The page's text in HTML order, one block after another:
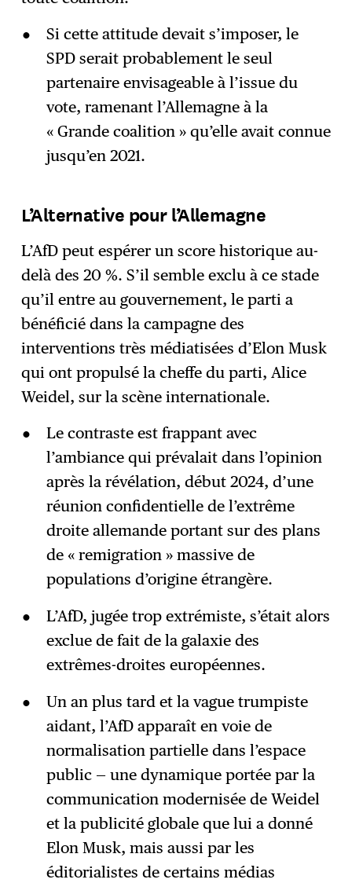
Si cette attitude devait s’imposer, le
SPD serait probablement le seul
partenaire envisageable à l’issue du
vote, ramenant l’Allemagne à la
« Grande coalition » qu’elle avait connue
jusqu’en 2021.
L’Alternative pour l’Allemagne
L’AfD peut espérer un score historique au-
delà des 20 %. S’il semble exclu à ce stade
qu’il entre au gouvernement, le parti a
bénéficié dans la campagne des
interventions très médiatisées d’Elon Musk
qui ont propulsé la cheffe du parti, Alice
Weidel, sur la scène internationale.
Le contraste est frappant avec
l’ambiance qui prévalait dans l’opinion
après la révélation, début 2024, d’une
réunion confidentielle de l’extrême
droite allemande portant sur des plans
de « remigration » massive de
populations d’origine étrangère.
L’AfD, jugée trop extrémiste, s’était alors
exclue de fait de la galaxie des
extrêmes-droites européennes.
Un an plus tard et la vague trumpiste
aidant, l’AfD apparaît en voie de
normalisation partielle dans l’espace
public — une dynamique portée par la
communication modernisée de Weidel
et la publicité globale que lui a donné
Elon Musk, mais aussi par les
éditorialistes de certains médias